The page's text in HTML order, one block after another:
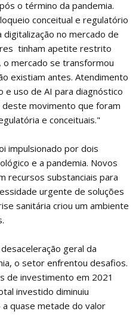
o término da pandemia.
conceitual e regulatório
no mercado de
tinham apetite restrito
o mercado se transformou
existiam antes. Atendimento
uso de AI para diagnóstico
movimento que foram
e conceituais."
impulsionado por dois
e a pandemia. Novos
recursos substanciais para
urgente de soluções
sanitária criou um ambiente
geral da
o setor enfrentou desafios.
de investimento em 2021
investido diminuiu
quase metade do valor